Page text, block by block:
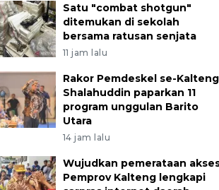
Satu "combat shotgun"
ditemukan di sekolah
bersama ratusan senjata
11 jam lalu
Rakor Pemdeskel se-
Shalahuddin paparkan 11
program unggulan Barito
Utara
14 jam lalu
Wujudkan pemerataan
Pemprov Kalteng lengkapi